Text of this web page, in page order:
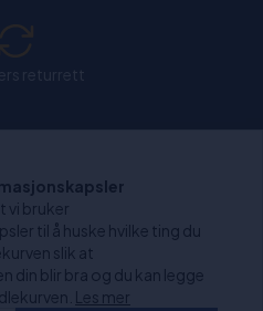
fra kl. 11:00-15:30.
vi bruker
til å huske hvilke ting du
slik at
din blir bra og du kan legge
Les mer